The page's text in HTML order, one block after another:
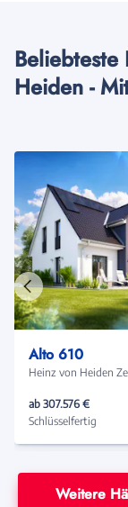
Beliebteste
Heiden -
Alto 610
ab 307.576 €
Schlüsselfertig
Vorheriges
Haus
Weitere